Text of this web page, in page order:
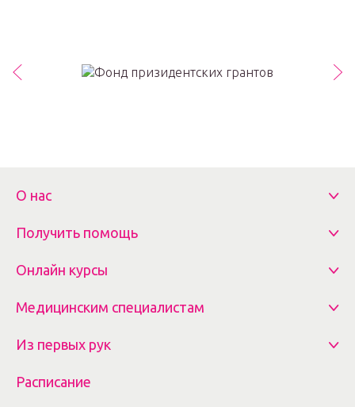
О нас
Получить помощь
Онлайн курсы
Медицинским специалистам
Из первых рук
Расписание